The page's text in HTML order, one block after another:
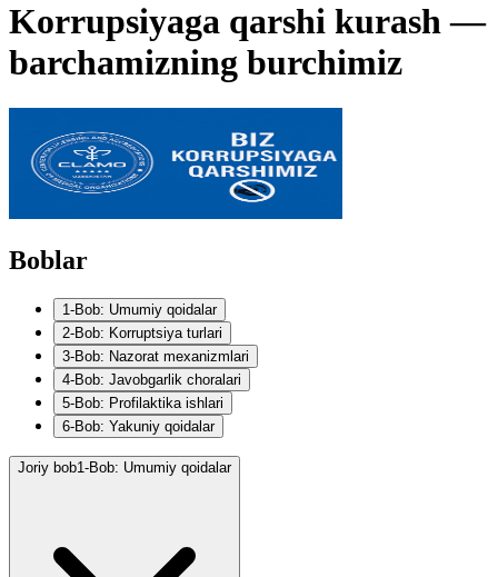
Korrupsiyaga qarshi kurash —
barchamizning burchimiz
Boblar
1-Bob: Umumiy qoidalar
2-Bob: Korruptsiya turlari
3-Bob: Nazorat mexanizmlari
4-Bob: Javobgarlik choralari
5-Bob: Profilaktika ishlari
6-Bob: Yakuniy qoidalar
Joriy bob1-Bob: Umumiy qoidalar